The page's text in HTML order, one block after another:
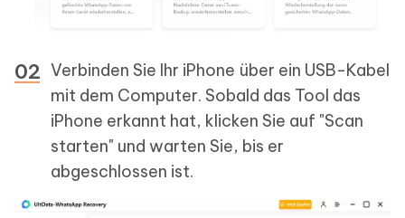
Verbinden Sie Ihr iPhone über ein USB-Kabel
mit dem Computer. Sobald das Tool das
iPhone erkannt hat, klicken Sie auf "Scan
starten" und warten Sie, bis er
abgeschlossen ist.